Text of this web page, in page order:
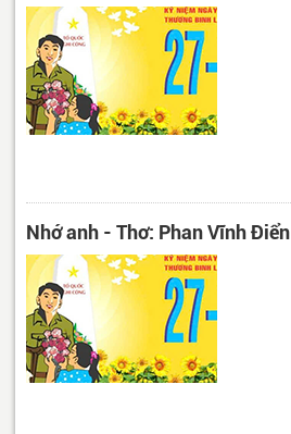
Nhớ anh - Thơ: Phan Vĩnh Điển